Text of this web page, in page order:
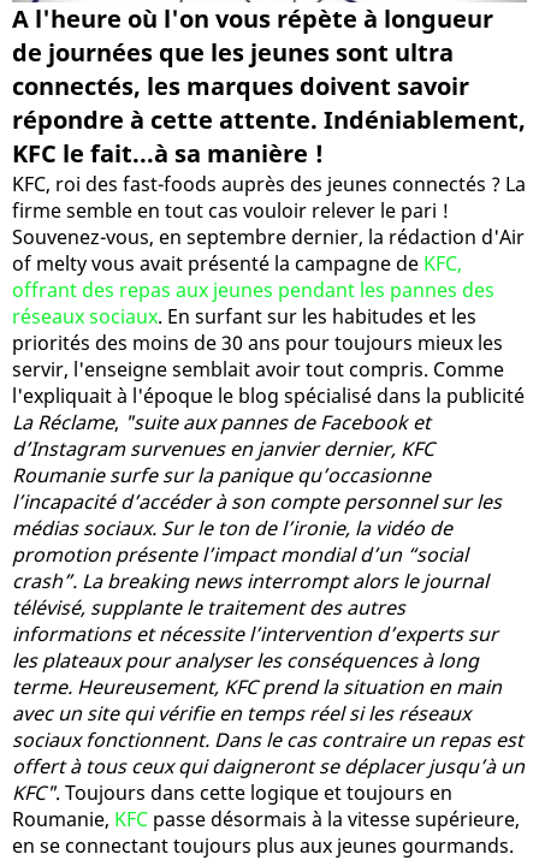
A l'heure où l'on vous répète à longueur
de journées que les jeunes sont ultra
connectés, les marques doivent savoir
répondre à cette attente. Indéniablement,
KFC le fait...à sa manière !
KFC, roi des fast-foods auprès des jeunes connectés ? La
firme semble en tout cas vouloir relever le pari !
Souvenez-vous, en septembre dernier, la rédaction d'Air
of melty vous avait présenté la campagne de KFC,
offrant des repas aux jeunes pendant les pannes des
réseaux sociaux. En surfant sur les habitudes et les
priorités des moins de 30 ans pour toujours mieux les
servir, l'enseigne semblait avoir tout compris. Comme
l'expliquait à l'époque le blog spécialisé dans la publicité
La Réclame, "suite aux pannes de Facebook et
d’Instagram survenues en janvier dernier, KFC
Roumanie surfe sur la panique qu’occasionne
l’incapacité d’accéder à son compte personnel sur les
médias sociaux. Sur le ton de l’ironie, la vidéo de
promotion présente l’impact mondial d’un “social
crash”. La breaking news interrompt alors le journal
télévisé, supplante le traitement des autres
informations et nécessite l’intervention d’experts sur
les plateaux pour analyser les conséquences à long
terme. Heureusement, KFC prend la situation en main
avec un site qui vérifie en temps réel si les réseaux
sociaux fonctionnent. Dans le cas contraire un repas est
offert à tous ceux qui daigneront se déplacer jusqu’à un
KFC". Toujours dans cette logique et toujours en
Roumanie, KFC passe désormais à la vitesse supérieure,
en se connectant toujours plus aux jeunes gourmands.